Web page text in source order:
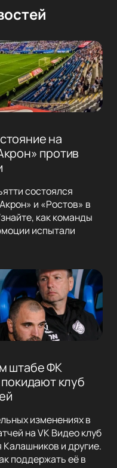
на
против
состоялся
и «Ростов» в
как команды
испытали
штабе ФК
клуб
изменениях в
на VK Видео клуб
и другие.
поддержать её в